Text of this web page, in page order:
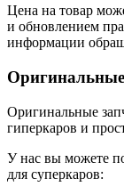
Цена на товар
и обновлением
информации
Оригинальные
гиперкаров и
У нас вы можете
для суперкаров: